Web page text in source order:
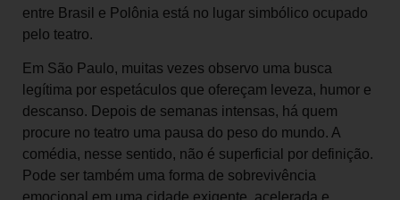
entre Brasil e Polônia está no lugar simbólico ocupado
pelo teatro.
Em São Paulo, muitas vezes observo uma busca
legítima por espetáculos que ofereçam leveza, humor e
descanso. Depois de semanas intensas, há quem
procure no teatro uma pausa do peso do mundo. A
comédia, nesse sentido, não é superficial por definição.
Pode ser também uma forma de sobrevivência
emocional em uma cidade exigente, acelerada e